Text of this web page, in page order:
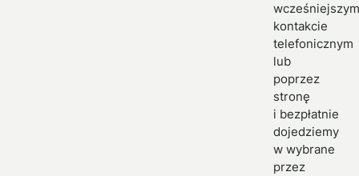
wcześniejszym
kontakcie
telefonicznym
lub
poprzez
stronę
i bezpłatnie
dojedziemy
w wybrane
przez